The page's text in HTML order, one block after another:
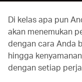
Di kelas apa pun
akan menemukan
dengan cara Anda
hingga
dengan setiap